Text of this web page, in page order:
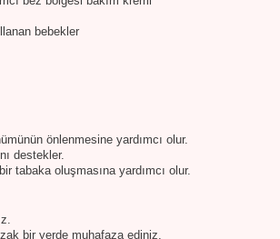
bebekler
önlenmesine yardımcı olur.
destekler.
tabaka oluşmasına yardımcı olur.
bir yerde muhafaza ediniz.